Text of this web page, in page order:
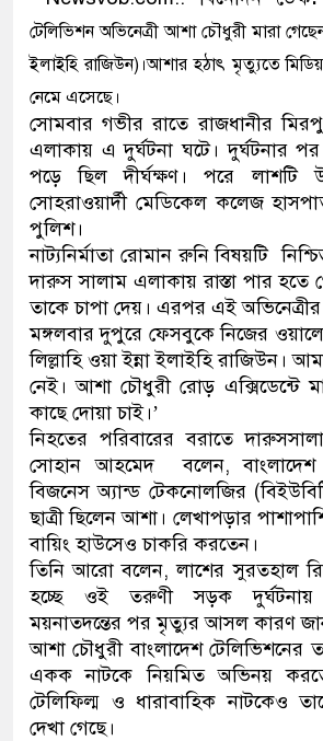
যে
‘আজহার খান’
অবৈধ
জড়িত কিশোর
থানা পুলিশ
টেলিভিশন অভিনেত্রী আশা চৌধুরী মারা গেছেন
ইলাইহি রাজিউন)।আশার হঠাৎ মৃত্যুতে
নেমে এসেছে।
সোমবার গভীর রাতে রাজধানীর
এলাকায় এ দুর্ঘটনা ঘটে। দুর্ঘটনার
পড়ে ছিল দীর্ঘক্ষণ। পরে লাশটি
সোহরাওয়ার্দী মেডিকেল কলেজ
পুলিশ।
নাট্যনির্মাতা রোমান রুনি বিষয়টি
দারুস সালাম এলাকায় রাস্তা পার হতে
তাকে চাপা দেয়। এরপর এই
মঙ্গলবার দুপুরে ফেসবুকে নিজের ওয়ালে
লিল্লাহি ওয়া ইন্না ইলাইহি রাজিউন।
নেই। আশা চৌধুরী রোড় এক্সিডেন্টে
কাছে দোয়া চাই।’
নিহতের পরিবারের বরাতে
সোহান আহমেদ বলেন, বাংলাদেশ
বিজনেস অ্যান্ড টেকনোলজির
ছাত্রী ছিলেন আশা। লেখাপড়ার
বায়িং হাউসেও চাকরি করতেন।
তিনি আরো বলেন, লাশের সুরতহাল
হচ্ছে ওই তরুণী সড়ক দুর্ঘটনায়
ময়নাতদন্তের পর মৃত্যুর আসল কারণ
আশা চৌধুরী বাংলাদেশ টেলিভিশনের
একক নাটকে নিয়মিত অভিনয়
টেলিফিল্ম ও ধারাবাহিক নাটকেও
দেখা গেছে।